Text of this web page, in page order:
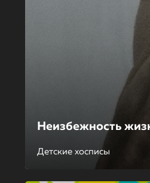
Неизбежность
Детские хосписы